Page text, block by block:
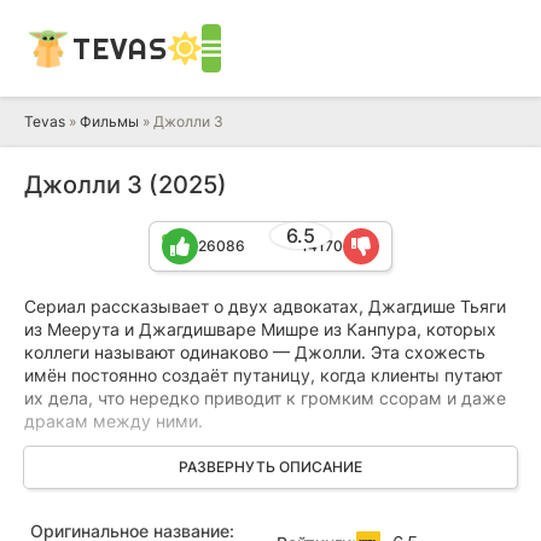
TEVAS
Tevas » Фильмы » Джолли 3
Джолли 3 (2025)
6.5
26086 14170
Сериал рассказывает о двух адвокатах, Джагдише Тьяги
из Меерута и Джагдишваре Мишре из Канпура, которых
коллеги называют одинаково — Джолли. Эта схожесть
имён постоянно создаёт путаницу, когда клиенты путают
их дела, что нередко приводит к громким ссорам и даже
дракам между ними.
Однажды в суд поступает коллективный иск от сорока
фермеров из деревни Парсаул в Раджастане. Богатый
их земли, заложенные в банке, по заниженной цене для
РАЗВЕРНУТЬ ОПИСАНИЕ
Оригинальное название: